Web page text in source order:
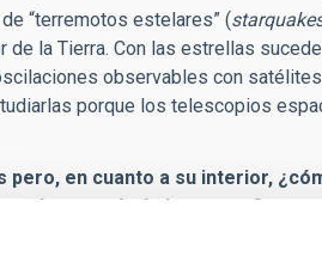
“terremotos estelares” (
la Tierra. Con las estrellas
observables con
porque los telescopios
en cuanto a su interior,
en la mayoría de los casos?
estrella y dependen de las